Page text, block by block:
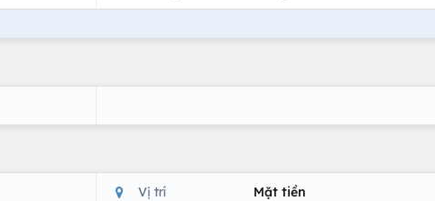
Vị trí Mặt tiền